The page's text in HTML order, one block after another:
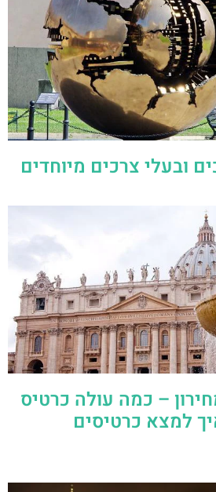
ובעלי צרכים מיוחדים
– כמה עולה כרטיס
למצא כרטיסים